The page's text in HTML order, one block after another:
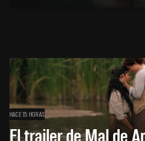
HACE 15 HORAS
El trailer de Mal de